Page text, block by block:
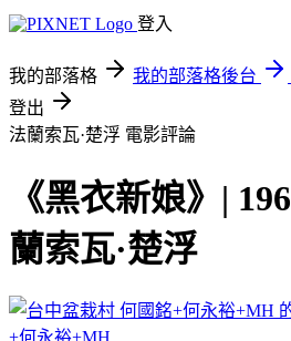
登入
我的部落格 我的部落格後台
登出
法蘭索瓦·楚浮 電影評論
《黑衣新娘》|
蘭索瓦·楚浮
+何永裕+MH